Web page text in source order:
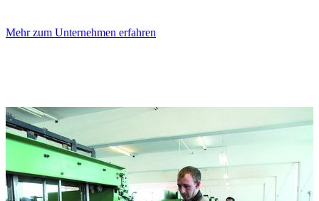
Mehr zum Unternehmen erfahren